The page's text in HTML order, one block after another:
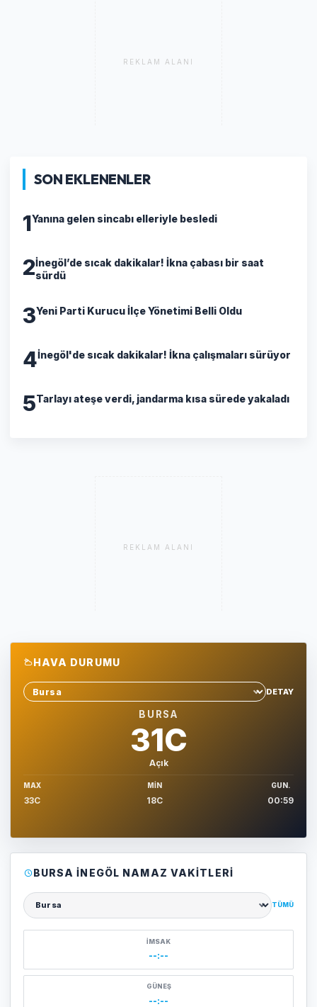
REKLAM ALANI
SON EKLENENLER
1Yanına gelen sincabı elleriyle besledi
2İnegöl’de sıcak dakikalar! İkna çabası bir saat
sürdü
3Yeni Parti Kurucu İlçe Yönetimi Belli Oldu
4İnegöl'de sıcak dakikalar! İkna çalışmaları sürüyor
5Tarlayı ateşe verdi, jandarma kısa sürede yakaladı
REKLAM ALANI
HAVA DURUMU
Sehir sec
DETAY
BURSA
31C
Açık
MAX
33C
MIN
18C
GUN.
00:59
BURSA İNEGÖL NAMAZ VAKITLERI
Şehir seçin
TÜMÜ
İMSAK
--:--
GÜNEŞ
--:--